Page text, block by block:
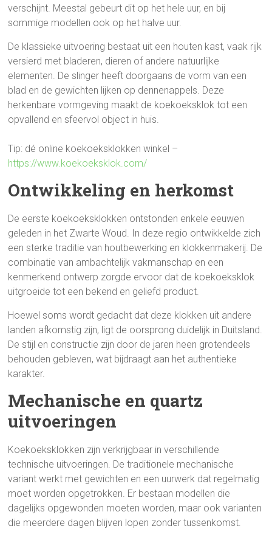
verschijnt. Meestal gebeurt dit op het hele uur, en bij
sommige modellen ook op het halve uur.
De klassieke uitvoering bestaat uit een houten kast, vaak rijk
versierd met bladeren, dieren of andere natuurlijke
elementen. De slinger heeft doorgaans de vorm van een
blad en de gewichten lijken op dennenappels. Deze
herkenbare vormgeving maakt de koekoeksklok tot een
opvallend en sfeervol object in huis.
Tip: dé online koekoeksklokken winkel –
https://www.koekoeksklok.com/
Ontwikkeling en herkomst
De eerste koekoeksklokken ontstonden enkele eeuwen
geleden in het Zwarte Woud. In deze regio ontwikkelde zich
een sterke traditie van houtbewerking en klokkenmakerij. De
combinatie van ambachtelijk vakmanschap en een
kenmerkend ontwerp zorgde ervoor dat de koekoeksklok
uitgroeide tot een bekend en geliefd product.
Hoewel soms wordt gedacht dat deze klokken uit andere
landen afkomstig zijn, ligt de oorsprong duidelijk in Duitsland.
De stijl en constructie zijn door de jaren heen grotendeels
behouden gebleven, wat bijdraagt aan het authentieke
karakter.
Mechanische en quartz
uitvoeringen
Koekoeksklokken zijn verkrijgbaar in verschillende
technische uitvoeringen. De traditionele mechanische
variant werkt met gewichten en een uurwerk dat regelmatig
moet worden opgetrokken. Er bestaan modellen die
dagelijks opgewonden moeten worden, maar ook varianten
die meerdere dagen blijven lopen zonder tussenkomst.